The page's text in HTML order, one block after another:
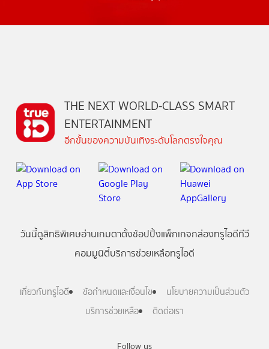
Follow us
THE NEXT WORLD-CLASS SMART
ENTERTAINMENT
อีกขั้นของความบันเทิงระดับโลกตรงใจคุณ
วันนี้ดูสิทธิพิเศษอ่านเกมตาตั้งช้อปปิ้งแพ็กเกจกล่องทรูไอดีทีวี
คอมมูนิตี้บริการช่วยเหลือทรูไอดี
เกี่ยวกับทรูไอดี ข้อกำหนดและเงื่อนไข
นโยบายความเป็นส่วนตัว
บริการช่วยเหลือ
ติดต่อเรา